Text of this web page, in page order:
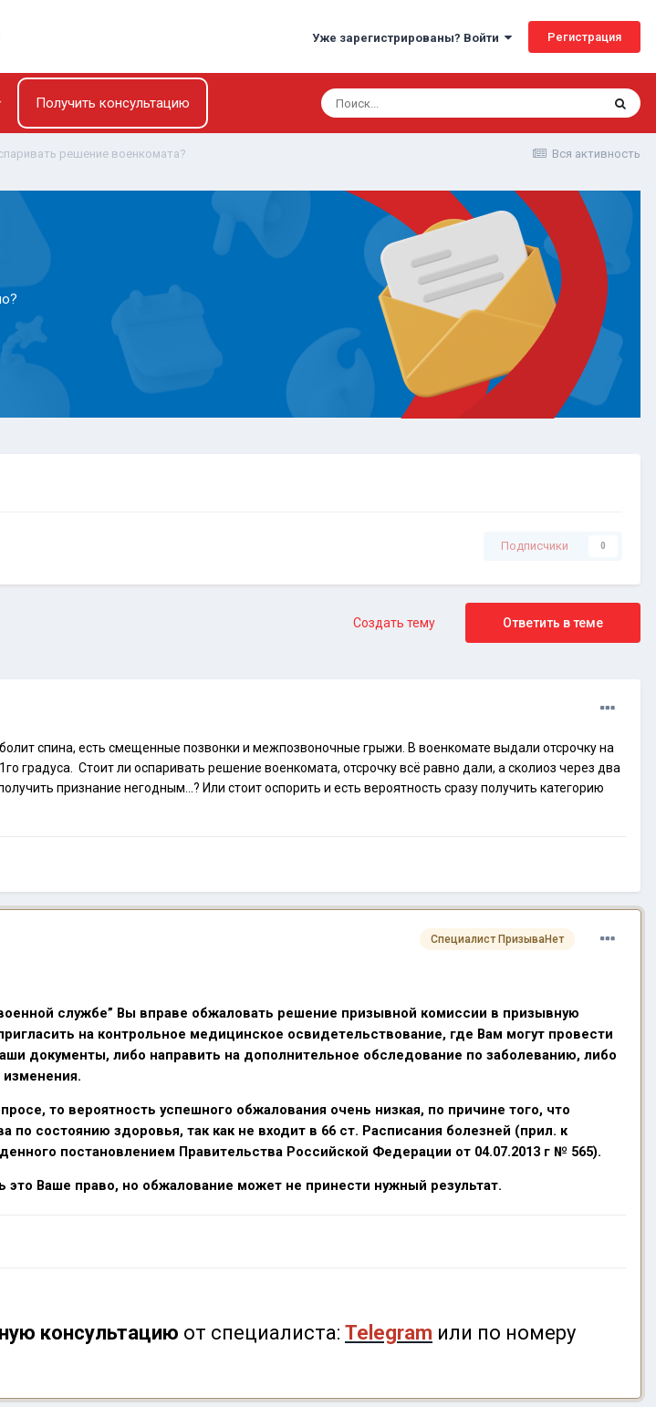
Уже зарегистрированы? Войти Регистрация
Получить консультацию
Вся активность
решение военкомата?
Подписчики 0
Ответить в теме
Создать тему
спина, есть смещенные позвонки и межпозвоночные грыжи. В военкомате выдали отсрочку на
градуса. Стоит ли оспаривать решение военкомата, отсрочку всё равно дали, а сколиоз через два
признание негодным...? Или стоит оспорить и есть вероятность сразу получить категорию
Специалист ПризываНет
службе” Вы вправе обжаловать решение призывной комиссии в призывную
на контрольное медицинское освидетельствование, где Вам могут провести
документы, либо направить на дополнительное обследование по заболеванию, либо
то вероятность успешного обжалования очень низкая, по причине того, что
состоянию здоровья, так как не входит в 66 ст. Расписания болезней (прил. к
постановлением Правительства Российской Федерации от 04.07.2013 г № 565).
Ваше право, но обжалование может не принести нужный результат.
консультацию от специалиста: Telegram или по номеру